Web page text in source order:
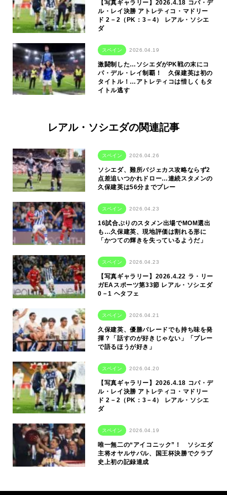
【写真ギャラリー】2026.4.18 コパ・デ
ル・レイ決勝 アトレティコ・マドリー
ド 2－2（PK：3－4） レアル・ソシエ
ダ
スペイン 2026.04.19
激闘制した…ソシエダがPK戦の末にコ
パ・デル・レイ制覇！ 久保建英は初の
タイトル！…アトレティコは惜しくもタ
イトル逃す
レアル・ソシエダの関連記事
スペイン 2026.04.26
ソシエダ、難所バジェカス攻略ならず2
点差追いつかれドロー…連続スタメンの
久保建英は56分までプレー
スペイン 2026.04.23
16試合ぶりのスタメン出場でMOM選出
も…久保建英、現地評価は割れる形に
「かつての輝きを失っているようだ」
スペイン 2026.04.23
【写真ギャラリー】2026.4.22 ラ・リー
ガEAスポーツ第33節 レアル・ソシエダ
0－1 ヘタフェ
スペイン 2026.04.21
久保建英、優勝パレードでも持ち味を発
揮？「話すのが好きじゃない」「プレー
で語るほうが好き」
スペイン 2026.04.20
【写真ギャラリー】2026.4.18 コパ・デ
ル・レイ決勝 アトレティコ・マドリー
ド 2－2（PK：3－4） レアル・ソシエ
ダ
スペイン 2026.04.19
唯一無二の“アイコニック”！ ソシエダ
主将オヤルサバル、国王杯決勝でクラブ
史上初の記録達成